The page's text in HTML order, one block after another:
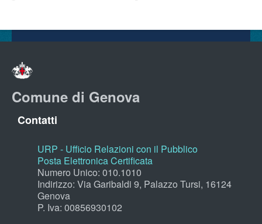
Comune di Genova
Contatti
URP - Ufficio Relazioni con il Pubblico
Posta Elettronica Certificata
Numero Unico: 010.1010
Indirizzo: Via Garibaldi 9, Palazzo Tursi, 16124
Genova
P. Iva: 00856930102